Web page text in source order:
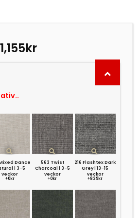
krDet
nuvarande
Dance
| 3-5
veckor
+0kr
563 Twist
Charcoal | 3-5
veckor
+0kr
216 Flashtex Dark
Grey | 13-15
veckor
+839kr